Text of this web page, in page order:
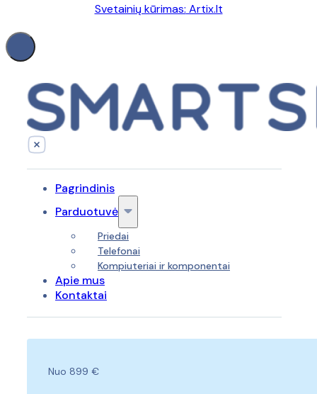
Svetainių kūrimas: Artix.lt
Pagrindinis
Parduotuvė
Priedai
Telefonai
Kompiuteriai ir komponentai
Apie mus
Kontaktai
Nuo 899 €